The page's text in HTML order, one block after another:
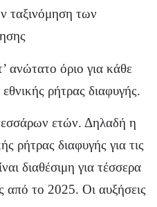
ταξινόμηση των
όριο για κάθε
ρήτρας διαφυγής.
ετών. Δηλαδή η
ρήτρας διαφυγής για τις
διαθέσιμη για τέσσερα
από το 2025. Οι αυξήσεις